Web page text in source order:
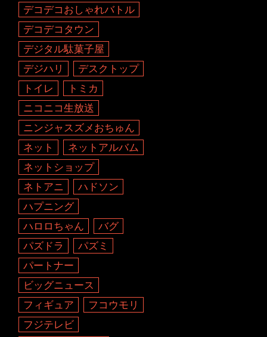
デコデコおしゃれバトル
デコデコタウン
デジタル駄菓子屋
デジハリ
デスクトップ
トイレ
トミカ
ニコニコ生放送
ニンジャスズメおちゅん
ネット
ネットアルバム
ネットショップ
ネトアニ
ハドソン
ハプニング
ハロロちゃん
バグ
パズドラ
パズミ
パートナー
ビッグニュース
フィギュア
フコウモリ
フジテレビ